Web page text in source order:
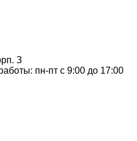
З
пн-пт с 9:00 до 17:00